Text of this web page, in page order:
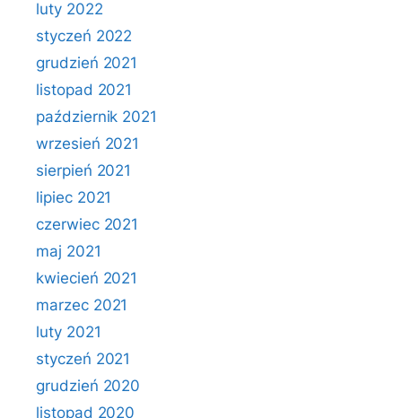
luty 2022
styczeń 2022
grudzień 2021
listopad 2021
październik 2021
wrzesień 2021
sierpień 2021
lipiec 2021
czerwiec 2021
maj 2021
kwiecień 2021
marzec 2021
luty 2021
styczeń 2021
grudzień 2020
listopad 2020